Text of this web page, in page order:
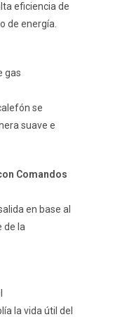
eficiencia de
de energía.
gas
se
suave e
Comandos
en base al
de la
la vida útil del